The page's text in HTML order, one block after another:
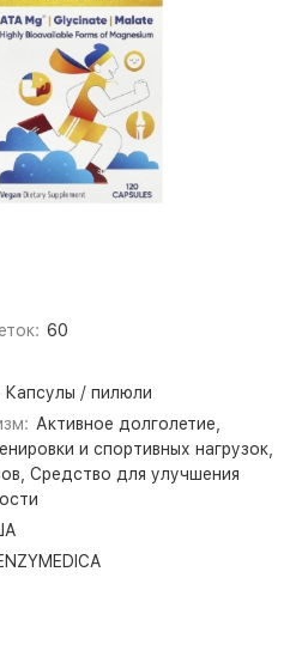
60
Капсулы / пилюли
Активное долголетие,
и спортивных нагрузок,
Средство для улучшения